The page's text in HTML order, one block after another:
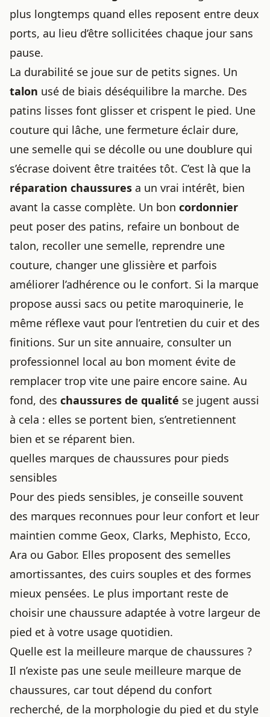
plus longtemps quand elles reposent entre deux
ports, au lieu d’être sollicitées chaque jour sans
pause.
La durabilité se joue sur de petits signes. Un
talon usé de biais déséquilibre la marche. Des
patins lisses font glisser et crispent le pied. Une
couture qui lâche, une fermeture éclair dure,
une semelle qui se décolle ou une doublure qui
s’écrase doivent être traitées tôt. C’est là que la
réparation chaussures a un vrai intérêt, bien
avant la casse complète. Un bon cordonnier
peut poser des patins, refaire un bonbout de
talon, recoller une semelle, reprendre une
couture, changer une glissière et parfois
améliorer l’adhérence ou le confort. Si la marque
propose aussi sacs ou petite maroquinerie, le
même réflexe vaut pour l’entretien du cuir et des
finitions. Sur un site annuaire, consulter un
professionnel local au bon moment évite de
remplacer trop vite une paire encore saine. Au
fond, des chaussures de qualité se jugent aussi
à cela : elles se portent bien, s’entretiennent
bien et se réparent bien.
quelles marques de chaussures pour pieds
sensibles
Pour des pieds sensibles, je conseille souvent
des marques reconnues pour leur confort et leur
maintien comme Geox, Clarks, Mephisto, Ecco,
Ara ou Gabor. Elles proposent des semelles
amortissantes, des cuirs souples et des formes
mieux pensées. Le plus important reste de
choisir une chaussure adaptée à votre largeur de
pied et à votre usage quotidien.
Quelle est la meilleure marque de chaussures ?
Il n’existe pas une seule meilleure marque de
chaussures, car tout dépend du confort
recherché, de la morphologie du pied et du style